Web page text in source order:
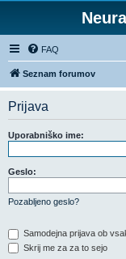
FAQ
Seznam forumov
Prijava
Uporabniško ime:
Geslo:
Pozabljeno geslo?
Samodejna prijava ob
Skrij me za za to sejo